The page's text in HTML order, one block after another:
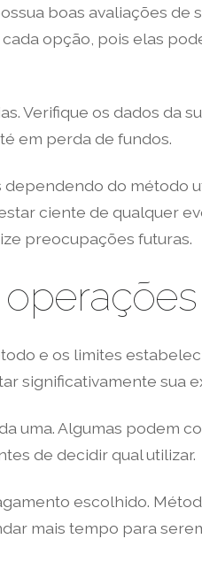
boas avaliações de
opção, pois elas
Verifique os dados da
em perda de fundos.
dependendo do método
ciente de qualquer
preocupações futuras.
operações
e os limites
significativamente sua
uma. Algumas podem
de decidir qual utilizar.
escolhido.
mais tempo para